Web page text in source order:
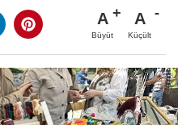
A
Büyüt
A
Küçült